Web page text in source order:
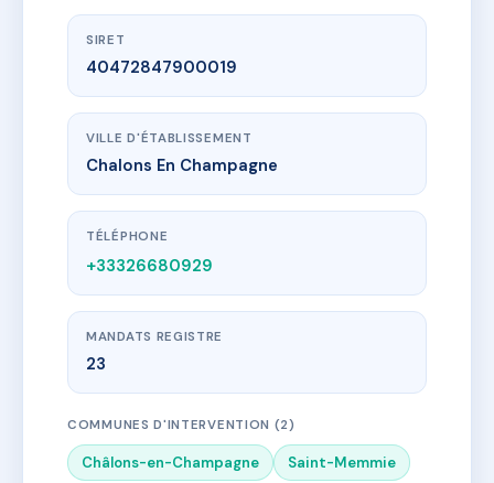
SIRET
40472847900019
VILLE D'ÉTABLISSEMENT
Chalons En Champagne
TÉLÉPHONE
+33326680929
MANDATS REGISTRE
23
COMMUNES D'INTERVENTION (2)
Châlons-en-Champagne Saint-Memmie